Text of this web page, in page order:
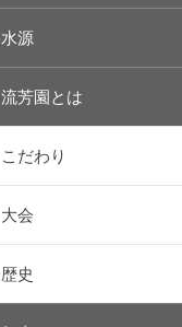
水源
流芳園とは
こだわり
大会
歴史